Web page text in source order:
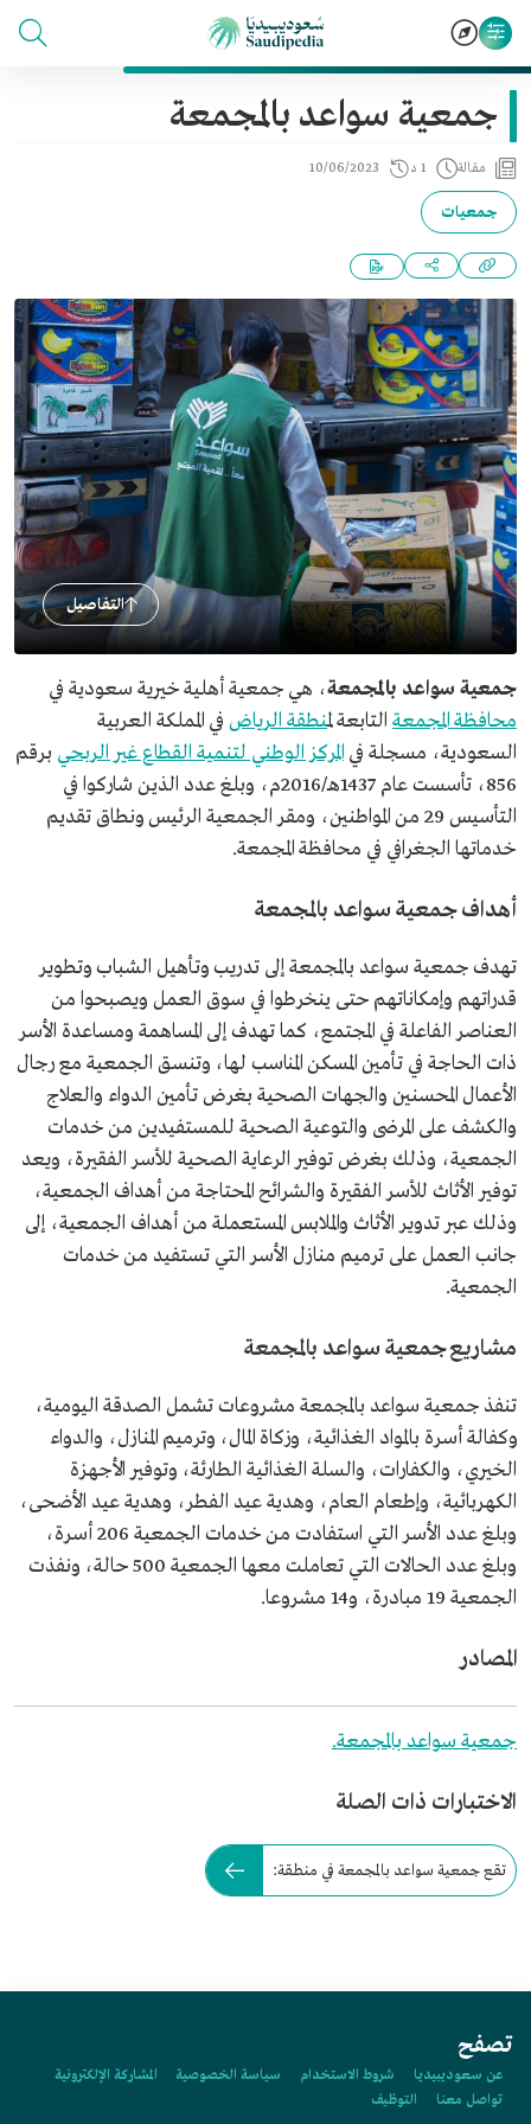
جمعية سواعد بالمجمعة
مقالة 1 د 10/06/2023
جمعيات
التفاصيل
جمعية سواعد بالمجمعة، هي جمعية أهلية خيرية سعودية في
محافظة المجمعة التابعة لمنطقة الرياض في المملكة العربية
السعودية، مسجلة في المركز الوطني لتنمية القطاع غير الربحي برقم
856، تأسست عام 1437هـ/2016م، وبلغ عدد الذين شاركوا في
التأسيس 29 من المواطنين، ومقر الجمعية الرئيس ونطاق تقديم
خدماتها الجغرافي في محافظة المجمعة.
أهداف جمعية سواعد بالمجمعة
تهدف جمعية سواعد بالمجمعة إلى تدريب وتأهيل الشباب وتطوير
قدراتهم وإمكاناتهم حتى ينخرطوا في سوق العمل ويصبحوا من
العناصر الفاعلة في المجتمع، كما تهدف إلى المساهمة ومساعدة الأسر
ذات الحاجة في تأمين المسكن المناسب لها، وتنسق الجمعية مع رجال
الأعمال المحسنين والجهات الصحية بغرض تأمين الدواء والعلاج
والكشف على المرضى والتوعية الصحية للمستفيدين من خدمات
الجمعية، وذلك بغرض توفير الرعاية الصحية للأسر الفقيرة، ويعد
توفير الأثاث للأسر الفقيرة والشرائح المحتاجة من أهداف الجمعية،
وذلك عبر تدوير الأثاث والملابس المستعملة من أهداف الجمعية، إلى
جانب العمل على ترميم منازل الأسر التي تستفيد من خدمات
الجمعية.
مشاريع جمعية سواعد بالمجمعة
تنفذ جمعية سواعد بالمجمعة مشروعات تشمل الصدقة اليومية،
وكفالة أسرة بالمواد الغذائية، وزكاة المال، وترميم المنازل، والدواء
الخيري، والكفارات، والسلة الغذائية الطارئة، وتوفير الأجهزة
الكهربائية، وإطعام العام، وهدية عيد الفطر، وهدية عيد الأضحى،
وبلغ عدد الأسر التي استفادت من خدمات الجمعية 206 أسرة،
وبلغ عدد الحالات التي تعاملت معها الجمعية 500 حالة، ونفذت
الجمعية 19 مبادرة، و14 مشروعا.
المصادر
جمعية سواعد بالمجمعة.
الاختبارات ذات الصلة
تقع جمعية سواعد بالمجمعة في منطقة:
تصفح
عن سعوديبيديا شروط الاستخدام سياسة الخصوصية
المشاركة الإلكترونية
تواصل معنا
التوظيف